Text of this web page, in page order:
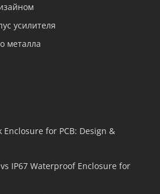
усилителя
металла
for PCB: Design &
IP67 Waterproof Enclosure for